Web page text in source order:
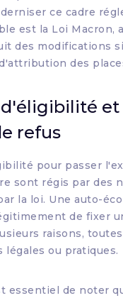
ce cadre
est la Loi Macron,
des modifications
des
refus
pour passer
sont régis par des
la loi. Une auto-
de fixer
raisons,
légales ou pratiques.
essentiel de noter